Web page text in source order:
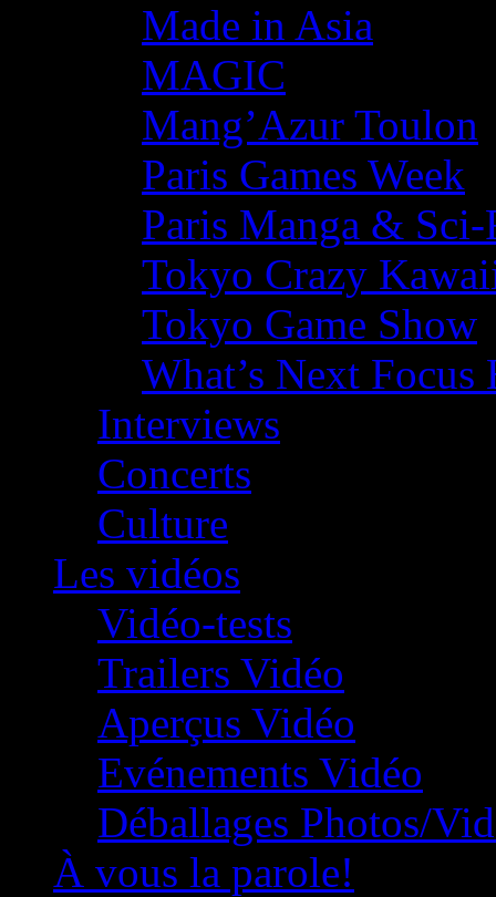
Made in Asia
MAGIC
Mang’Azur Toulon
Paris Games Week
Paris Manga &
Tokyo Crazy
Tokyo Game Show
What’s Next
Interviews
Concerts
Culture
Les vidéos
Vidéo-tests
Trailers Vidéo
Aperçus Vidéo
Evénements Vidéo
Déballages Photos/
À vous la parole!